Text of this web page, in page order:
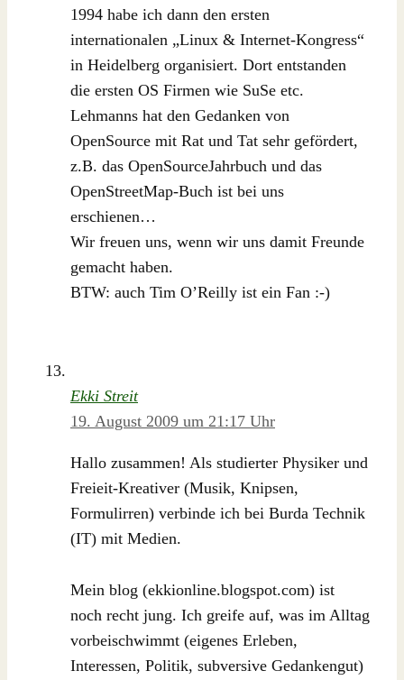
1994 habe ich dann den ersten
internationalen „Linux & Internet-Kongress“
in Heidelberg organisiert. Dort entstanden
die ersten OS Firmen wie SuSe etc.
Lehmanns hat den Gedanken von
OpenSource mit Rat und Tat sehr gefördert,
z.B. das OpenSourceJahrbuch und das
OpenStreetMap-Buch ist bei uns
erschienen…
Wir freuen uns, wenn wir uns damit Freunde
gemacht haben.
BTW: auch Tim O’Reilly ist ein Fan :-)
Ekki Streit
19. August 2009 um 21:17 Uhr
Hallo zusammen! Als studierter Physiker und
Freieit-Kreativer (Musik, Knipsen,
Formulirren) verbinde ich bei Burda Technik
(IT) mit Medien.
Mein blog (ekkionline.blogspot.com) ist
noch recht jung. Ich greife auf, was im Alltag
vorbeischwimmt (eigenes Erleben,
Interessen, Politik, subversive Gedankengut)